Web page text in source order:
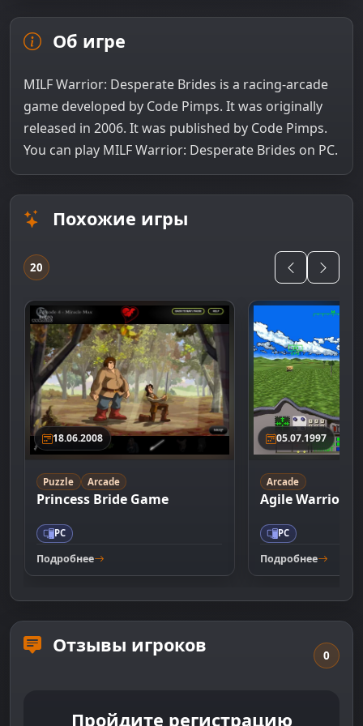
Об игре
MILF Warrior: Desperate Brides is a racing-arcade
game developed by Code Pimps. It was originally
released in 2006. It was published by Code Pimps.
You can play MILF Warrior: Desperate Brides on PC.
Похожие игры
20
18.06.2008
Puzzle Arcade
Princess Bride Game
PC
Подробнее
05.07.1997
Arcade
Agile Warrior F-
PC
Подробнее
Отзывы игроков 0
Пройдите регистрацию